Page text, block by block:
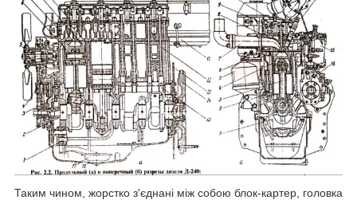
Таким чином, жорстко з'єднані між собою блок-картер, головка